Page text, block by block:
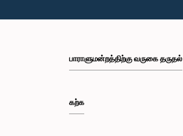
பாராளுமன்றத்திற்கு வருகை தருதல்
கற்க